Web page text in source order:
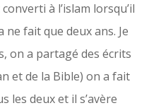
à l’islam lorsqu’il
ne fait que deux ans. Je
on a partagé des écrits
et de la Bible) on a fait
les deux et il s’avère